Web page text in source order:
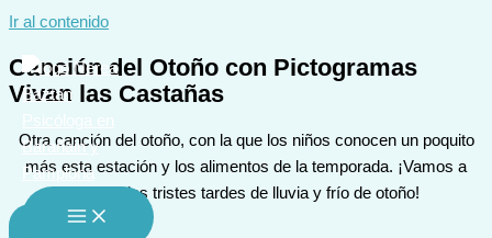
Ir al contenido
Canción del Otoño con Pictogramas
Vivan las Castañas
Otra canción del otoño, con la que los niños conocen un poquito
más esta estación y los alimentos de la temporada. ¡Vamos a
alegrar las tristes tardes de lluvia y frío de otoño!